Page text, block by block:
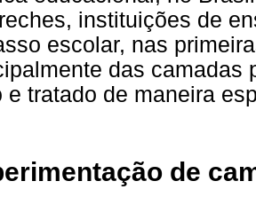
instituições de
escolar, nas
das camadas
e tratado de maneira
de